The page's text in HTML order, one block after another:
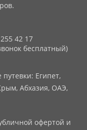
42 17
бесплатный)
Египет,
Абхазия, ОАЭ,
офертой и